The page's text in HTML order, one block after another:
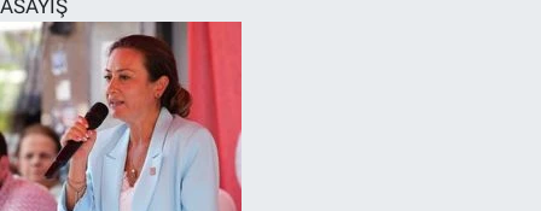
ASAYİŞ
SPOR
RESMİ İLANLAR